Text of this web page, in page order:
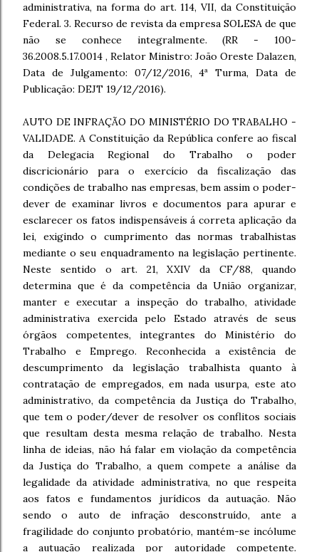
administrativa, na forma do art. 114, VII, da Constituição
Federal. 3. Recurso de revista da empresa SOLESA de que
não se conhece integralmente. (RR - 100-
36.2008.5.17.0014 , Relator Ministro: João Oreste Dalazen,
Data de Julgamento: 07/12/2016, 4ª Turma, Data de
Publicação: DEJT 19/12/2016).
AUTO DE INFRAÇÃO DO MINISTÉRIO DO TRABALHO -
VALIDADE. A Constituição da República confere ao fiscal
da Delegacia Regional do Trabalho o poder
discricionário para o exercício da fiscalização das
condições de trabalho nas empresas, bem assim o poder-
dever de examinar livros e documentos para apurar e
esclarecer os fatos indispensáveis á correta aplicação da
lei, exigindo o cumprimento das normas trabalhistas
mediante o seu enquadramento na legislação pertinente.
Neste sentido o art. 21, XXIV da CF/88, quando
determina que é da competência da União organizar,
manter e executar a inspeção do trabalho, atividade
administrativa exercida pelo Estado através de seus
órgãos competentes, integrantes do Ministério do
Trabalho e Emprego. Reconhecida a existência de
descumprimento da legislação trabalhista quanto à
contratação de empregados, em nada usurpa, este ato
administrativo, da competência da Justiça do Trabalho,
que tem o poder/dever de resolver os conflitos sociais
que resultam desta mesma relação de trabalho. Nesta
linha de ideias, não há falar em violação da competência
da Justiça do Trabalho, a quem compete a análise da
legalidade da atividade administrativa, no que respeita
aos fatos e fundamentos jurídicos da autuação. Não
sendo o auto de infração desconstruído, ante a
fragilidade do conjunto probatório, mantém-se incólume
a autuação realizada por autoridade competente.